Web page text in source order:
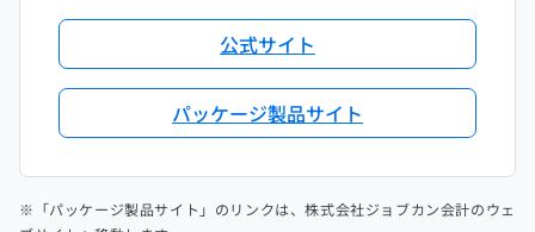
公式サイト
パッケージ製品サイト
※「パッケージ製品サイト」のリンクは、株式会社ジョブカン会計のウェ